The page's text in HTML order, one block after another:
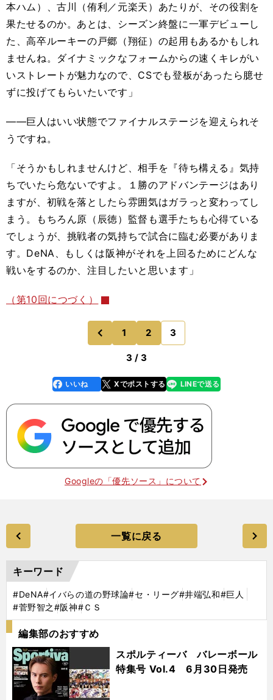
本ハム）、古川（侑利／元楽天）あたりが、その役割を
果たせるのか。あとは、シーズン終盤に一軍デビューし
た、高卒ルーキーの戸郷（翔征）の起用もあるかもしれ
ませんね。ダイナミックなフォームからの速くキレがい
いストレートが魅力なので、CSでも登板があったら臆せ
ずに投げてもらいたいです」
――巨人はいい状態でファイナルステージを迎えられそ
うですね。
「そうかもしれませんけど、相手を『待ち構える』気持
ちでいたら危ないですよ。１勝のアドバンテージはあり
ますが、初戦を落としたら雰囲気はガラっと変わってし
まう。もちろん原（辰徳）監督も選手たちも心得ている
でしょうが、挑戦者の気持ちで試合に臨む必要がありま
す。DeNA、もしくは阪神がそれを上回るためにどんな
戦いをするのか、注目したいと思います」
（第10回につづく）
前
のページへ
1 2 3
3 / 3
faceboo
k
いいね Xでポストする
line LINEで送る
Googleの「優先ソース」について
一覧に戻る
キーワード
#DeNA#イバらの道の野球論#セ・リーグ#井端弘和#巨人
#菅野智之#阪神#ＣＳ
編集部のおすすめ
スポルティーバ バレーボール
特集号 Vol.4 6月30日発売